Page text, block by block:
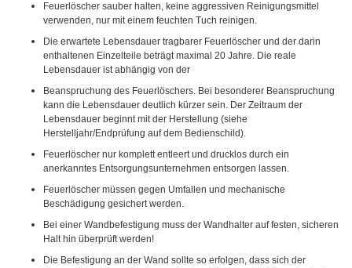
Feuerlöscher sauber halten, keine aggressiven Reinigungsmittel
verwenden, nur mit einem feuchten Tuch reinigen.
Die erwartete Lebensdauer tragbarer Feuerlöscher und der darin
enthaltenen Einzelteile beträgt maximal 20 Jahre. Die reale
Lebensdauer ist abhängig von der
Beanspruchung des Feuerlöschers. Bei besonderer Beanspruchung
kann die Lebensdauer deutlich kürzer sein. Der Zeitraum der
Lebensdauer beginnt mit der Herstellung (siehe
Herstelljahr/Endprüfung auf dem Bedienschild).
Feuerlöscher nur komplett entleert und drucklos durch ein
anerkanntes Entsorgungsunternehmen entsorgen lassen.
Feuerlöscher müssen gegen Umfallen und mechanische
Beschädigung gesichert werden.
Bei einer Wandbefestigung muss der Wandhalter auf festen, sicheren
Halt hin überprüft werden!
Die Befestigung an der Wand sollte so erfolgen, dass sich der